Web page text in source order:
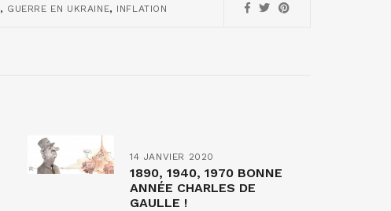
, GUERRE EN UKRAINE, INFLATION
14 JANVIER 2020
1890, 1940, 1970 BONNE
ANNÉE CHARLES DE
GAULLE !